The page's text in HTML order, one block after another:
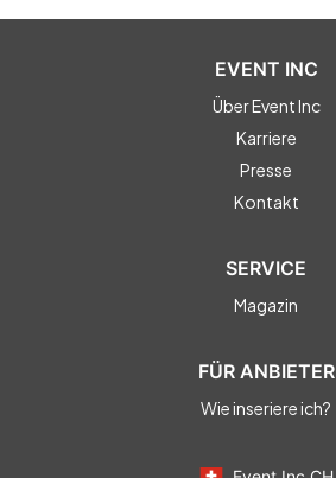
EVENT INC
Über Event Inc
Karriere
Presse
Kontakt
SERVICE
Magazin
FÜR ANBIETER
Wie inseriere ich?